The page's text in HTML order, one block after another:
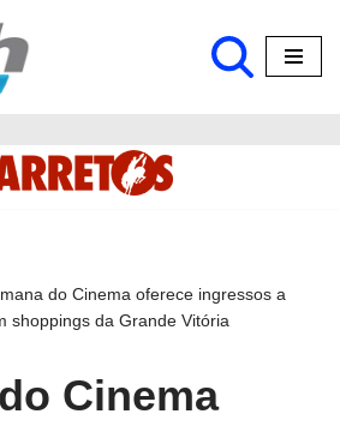
do Cinema oferece ingressos a
shoppings da Grande Vitória
Cinema